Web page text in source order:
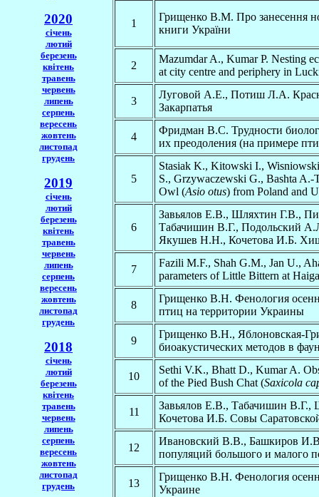
2020
січень
лютий
березень
квітень
травень
червень
липень
серпень
вересень
жовтень
листопад
грудень
2019
січень
лютий
березень
квітень
травень
червень
липень
серпень
вересень
жовтень
листопад
грудень
2018
січень
лютий
березень
квітень
травень
червень
липень
серпень
вересень
жовтень
листопад
грудень
1
Грищенко В.М. Про занесення
книги України
2
Mazumdar A., Kumar P. Nesting
at city centre and periphery in
3
Луговой А.Е., Потиш Л.А.
Закарпатья
4
Фридман В.С. Трудности
их преодоления (на примере
5
Stasiak K., Kitowski I.,
S., Grzywaczewski G., Bashta
Owl (Asio otus) from Poland and
6
Завьялов Е.В., Шляхтин Г.В.,
Табачишин В.Г., Подольский
Якушев Н.Н., Кочетова И.Б.
7
Fazili M.F., Shah G.M., Jan U.,
parameters of Little Bittern at
8
Грищенко В.Н. Фенология
птиц на территории Украины
9
Грищенко В.Н., Яблоновская-
биоакустических методов в
10
Sethi V.K., Bhatt D., Kumar A.
of the Pied Bush Chat (Saxicola
11
Завьялов Е.В., Табачишин
Кочетова И.Б. Совы
12
Ивановский В.В., Башкиров
популяций большого и малого
13
Грищенко В.Н. Фенология
Украине